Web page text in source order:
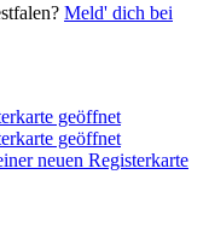
Meld' dich bei
geöffnet
geöffnet
neuen Registerkarte